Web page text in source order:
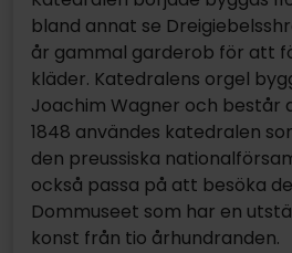
bland annat se
år gammal garderob för att
kläder. Katedralens orgel
Joachim Wagner och består
1848 användes katedralen
den preussiska
också passa på att besöka
Dommuseet som har en
konst från tio århundranden.